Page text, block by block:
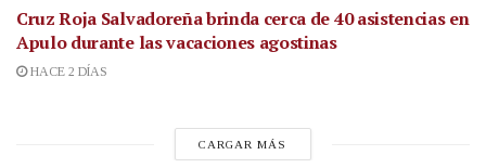
Cruz Roja Salvadoreña brinda cerca de 40 asistencias en
Apulo durante las vacaciones agostinas
HACE 2 DÍAS
CARGAR MÁS